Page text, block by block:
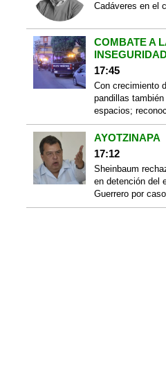
Cadáveres en el
COMBATE A
17:45
Con crecimiento
pandillas
espacios;
AYOTZINAPA
17:12
Sheinbaum
en detención del
Guerrero por